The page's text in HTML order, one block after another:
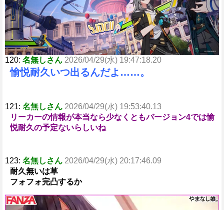
120: 名無しさん 2026/04/29(水) 19:47:18.20
愉悦耐久いつ出るんだよ……。
121: 名無しさん 2026/04/29(水) 19:53:40.13
リーカーの情報が本当なら少なくともバージョン4では愉
悦耐久の予定ないらしいね
123: 名無しさん 2026/04/29(水) 20:17:46.09
耐久無いは草
フォフォ完凸するか